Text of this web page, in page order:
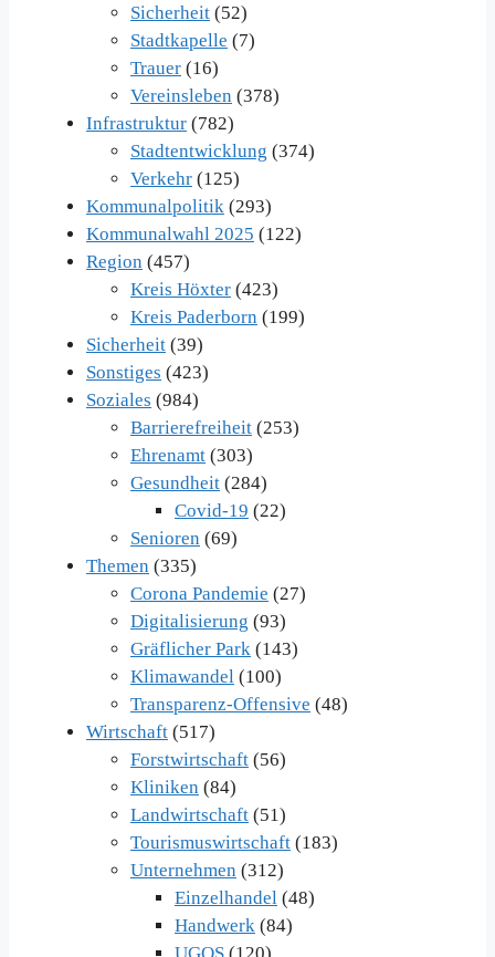
Sicherheit (52)
Stadtkapelle (7)
Trauer (16)
Vereinsleben (378)
Infrastruktur (782)
Stadtentwicklung (374)
Verkehr (125)
Kommunalpolitik (293)
Kommunalwahl 2025 (122)
Region (457)
Kreis Höxter (423)
Kreis Paderborn (199)
Sicherheit (39)
Sonstiges (423)
Soziales (984)
Barrierefreiheit (253)
Ehrenamt (303)
Gesundheit (284)
Covid-19 (22)
Senioren (69)
Themen (335)
Corona Pandemie (27)
Digitalisierung (93)
Gräflicher Park (143)
Klimawandel (100)
Transparenz-Offensive (48)
Wirtschaft (517)
Forstwirtschaft (56)
Kliniken (84)
Landwirtschaft (51)
Tourismuswirtschaft (183)
Unternehmen (312)
Einzelhandel (48)
Handwerk (84)
UGOS (120)